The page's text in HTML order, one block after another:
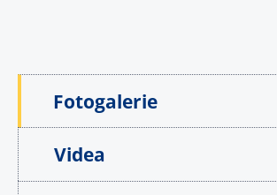
Fotogalerie
Videa